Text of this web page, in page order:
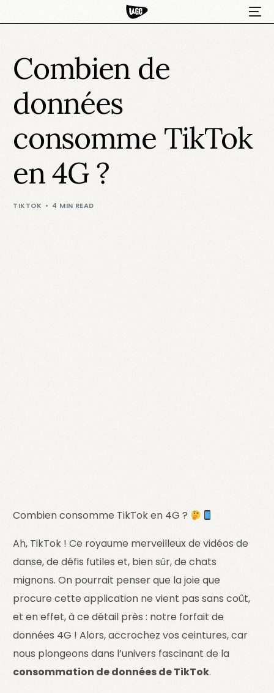
Combien de
données
consomme TikTok
en 4G ?
TIKTOK 4 MIN READ
Combien consomme TikTok en 4G ?
Ah, TikTok ! Ce royaume merveilleux de vidéos de
danse, de défis futiles et, bien sûr, de chats
mignons. On pourrait penser que la joie que
procure cette application ne vient pas sans coût,
et en effet, à ce détail près : notre forfait de
données 4G ! Alors, accrochez vos ceintures, car
nous plongeons dans l’univers fascinant de la
consommation de données de TikTok.
HOT